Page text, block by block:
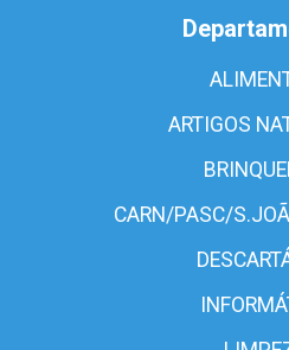
ARTIGOS
CARN/PASC/